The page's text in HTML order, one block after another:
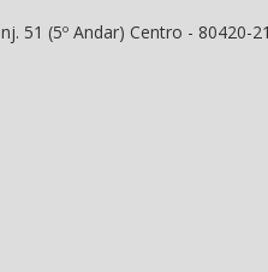
51 (5º Andar) Centro - 80420-